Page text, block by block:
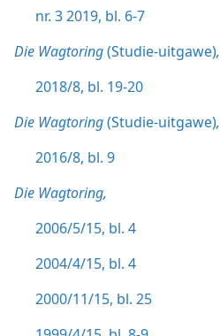
nr. 3 2019, bl. 6-7
Die Wagtoring(Studie-uitgawe),
2018/8, bl. 19-20
Die Wagtoring(Studie-uitgawe),
2016/8, bl. 9
Die Wagtoring,
2006/5/15, bl. 4
2004/4/15, bl. 4
2000/11/15, bl. 25